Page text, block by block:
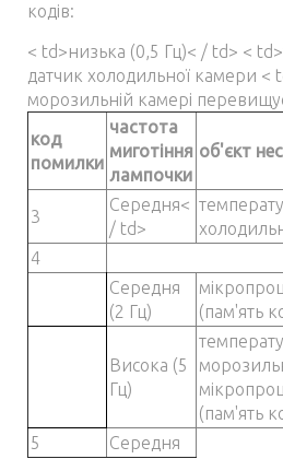
кодів:
< td>низька (0,5 Гц)< / td> <
датчик холодильної камери <
морозильній камері
код
помилки
частота
миготіння
лампочки
об'єкт
3
Середня<
/ td>
4
Середня
(2 Гц)
(пам'ять
Висока (5
Гц)
(пам'ять
5
Середня